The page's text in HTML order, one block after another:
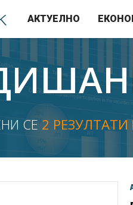
АКТУЕЛНО
СЕ2 РЕЗУЛТАТИ